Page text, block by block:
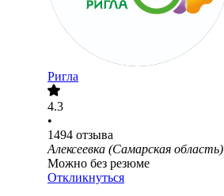
Ригла
4.3
•
1494 отзыва
Алексеевка (Самарская область)
Можно без резюме
Откликнуться